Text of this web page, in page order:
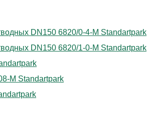
DN150 6820/0-4-М Standartpark
DN150 6820/1-0-М Standartpark
М Standartpark